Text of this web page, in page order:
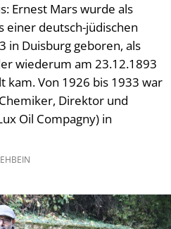
Ernest Mars wurde als
einer deutsch-jüdischen
in Duisburg geboren, als
wiederum am 23.12.1893
kam. Von 1926 bis 1933 war
Direktor und
Oil Compagny) in